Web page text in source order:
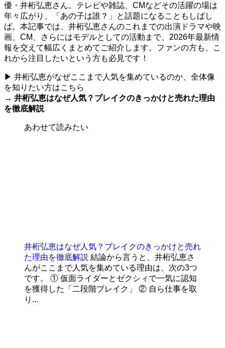
優・井桁弘恵さん。テレビや雑誌、CMなどその活躍の場は
年々広がり、「あの子は誰？」と話題になることもしばし
ば。本記事では、井桁弘恵さんのこれまでの出演ドラマや映
画、CM、さらにはモデルとしての活動まで、2026年最新情
報を交えて幅広くまとめてご紹介します。ファンの方も、こ
れから注目したいという方も必見です！
▶ 井桁弘恵がなぜここまで人気を集めているのか、全体像
を知りたい方はこちら
→ 井桁弘恵はなぜ人気？ブレイクのきっかけと売れた理由
を徹底解説
あわせて読みたい
井桁弘恵はなぜ人気？ブレイクのきっかけと売れ
た理由を徹底解説 結論から言うと、井桁弘恵さ
んがここまで人気を集めている理由は、次の3つ
です。 ① 仮面ライダーとゼクシィで一気に認知
を獲得した「二段階ブレイク」 ② 自ら仕事を取
り...